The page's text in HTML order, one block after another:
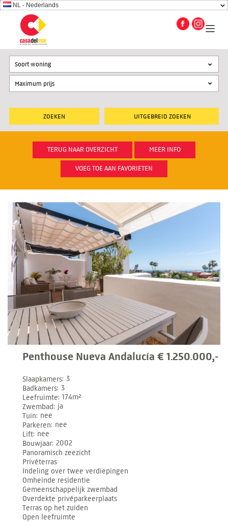
NL - Nederlands
UITGEBREID ZOEKEN
Soort woning
TERUG NAAR OVERZICHT MEER INFO
VOEG TOE AAN FAVORIETEN
Penthouse Nueva Andalucía € 1.250.000,-
Slaapkamers 3
Badkamers 3
Leefruimte 174m²
Zwembad ja
Tuin nee
Parkeren nee
Lift nee
Bouwjaar 2002
Panoramisch zeezicht
Privéterras
Indeling over twee verdiepingen
Omheinde residentie
Gemeenschappelijk zwembad
Overdekte privéparkeerplaats
Terras op het zuiden
Open leefruimte